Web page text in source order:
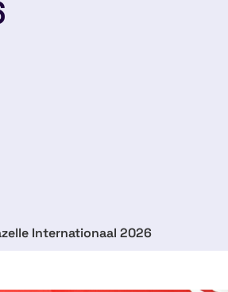
Internationaal 2026